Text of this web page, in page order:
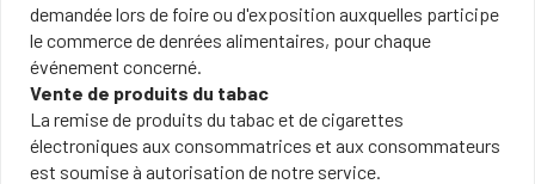
demandée lors de foire ou d'exposition auxquelles participe
le commerce de denrées alimentaires, pour chaque
événement concerné.
Vente de produits du tabac
La remise de produits du tabac et de cigarettes
électroniques aux consommatrices et aux consommateurs
est soumise à autorisation de notre service.